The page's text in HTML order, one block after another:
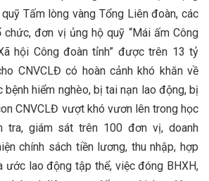
Tấm lòng vàng Tổng Liên đoàn, các
chức, đơn vị ủng hộ quỹ “Mái ấm Công
hội Công đoàn tỉnh” được trên 13 tỷ
CNVCLĐ có hoàn cảnh khó khăn về
bệnh hiểm nghèo, bị tai nạn lao động, bị
CNVCLĐ vượt khó vươn lên trong học
tra, giám sát trên 100 đơn vị, doanh
chính sách tiền lương, thu nhập, hợp
ước lao động tập thể, việc đóng BHXH,